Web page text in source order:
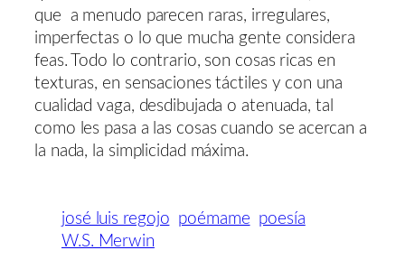
que a menudo parecen raras, irregulares,
imperfectas o lo que mucha gente considera
feas. Todo lo contrario, son cosas ricas en
texturas, en sensaciones táctiles y con una
cualidad vaga, desdibujada o atenuada, tal
como les pasa a las cosas cuando se acercan a
la nada, la simplicidad máxima.
josé luis regojo poémame poesía
W.S. Merwin